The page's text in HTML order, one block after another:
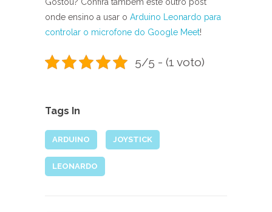
onde ensino a usar o Arduino Leonardo para
controlar o microfone do Google Meet!
5/5 - (1 voto)
Tags In
ARDUINO JOYSTICK
LEONARDO